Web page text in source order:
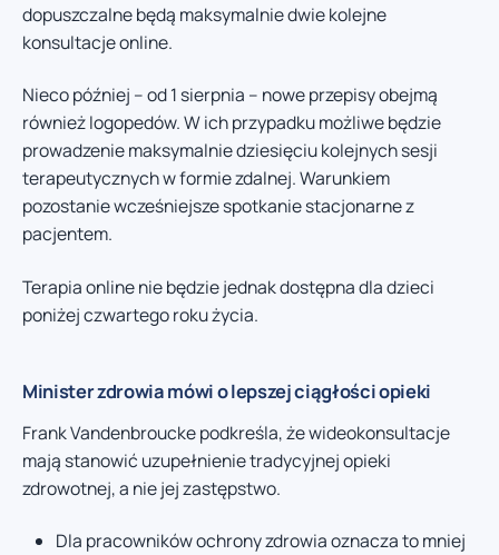
dopuszczalne będą maksymalnie dwie kolejne
konsultacje online.
Nieco później – od 1 sierpnia – nowe przepisy obejmą
również logopedów. W ich przypadku możliwe będzie
prowadzenie maksymalnie dziesięciu kolejnych sesji
terapeutycznych w formie zdalnej. Warunkiem
pozostanie wcześniejsze spotkanie stacjonarne z
pacjentem.
Terapia online nie będzie jednak dostępna dla dzieci
poniżej czwartego roku życia.
Minister zdrowia mówi o lepszej ciągłości opieki
Frank Vandenbroucke podkreśla, że wideokonsultacje
mają stanowić uzupełnienie tradycyjnej opieki
zdrowotnej, a nie jej zastępstwo.
Dla pracowników ochrony zdrowia oznacza to mniej